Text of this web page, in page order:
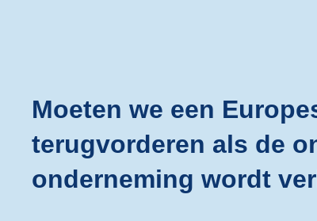
Moeten we een
terugvorderen als de
onderneming wordt